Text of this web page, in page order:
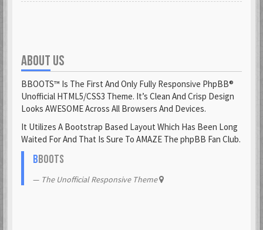
ABOUT US
BBOOTS™ Is The First And Only Fully Responsive PhpBB®
Unofficial HTML5/CSS3 Theme. It’s Clean And Crisp Design
Looks AWESOME Across All Browsers And Devices.
It Utilizes A Bootstrap Based Layout Which Has Been Long
Waited For And That Is Sure To AMAZE The phpBB Fan Club.
BBOOTS
The Unofficial Responsive Theme